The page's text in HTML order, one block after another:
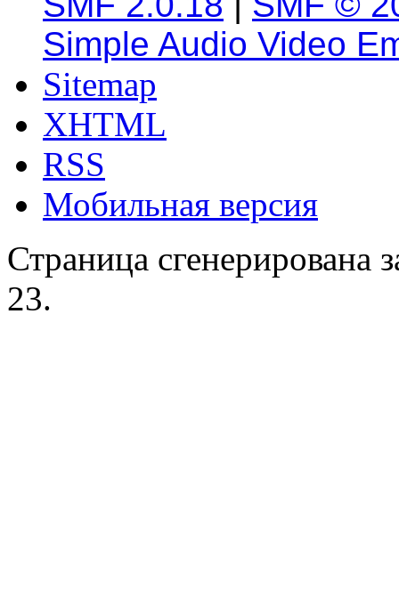
Simple Audio Video
Sitemap
XHTML
RSS
Мобильная версия
Страница сгенерирована
23.